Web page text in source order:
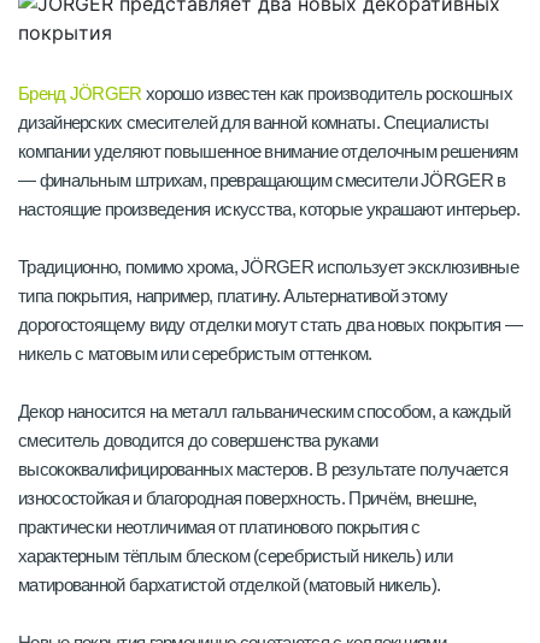
Бренд JÖRGER хорошо известен как производитель роскошных
дизайнерских смесителей для ванной комнаты. Специалисты
компании уделяют повышенное внимание отделочным решениям
— финальным штрихам, превращающим смесители JÖRGER в
настоящие произведения искусства, которые украшают интерьер.
Традиционно, помимо хрома, JÖRGER использует эксклюзивные
типа покрытия, например, платину. Альтернативой этому
дорогостоящему виду отделки могут стать два новых покрытия —
никель с матовым или серебристым оттенком.
Декор наносится на металл гальваническим способом, а каждый
смеситель доводится до совершенства руками
высококвалифицированных мастеров. В результате получается
износостойкая и благородная поверхность. Причём, внешне,
практически неотличимая от платинового покрытия с
характерным тёплым блеском (серебристый никель) или
матированной бархатистой отделкой (матовый никель).